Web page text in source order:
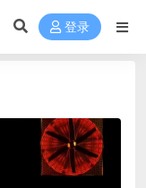
登录